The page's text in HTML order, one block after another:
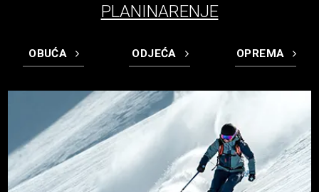
PLANINARENJE
OBUĆA ODJEĆA OPREMA